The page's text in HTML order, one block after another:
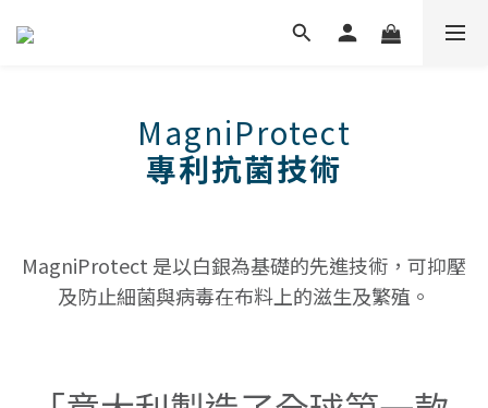
MagniProtect
專利抗菌技術
MagniProtect 是以白銀為基礎的先進技術，可抑壓
及防止細菌與病毒在布料上的滋生及繁殖。